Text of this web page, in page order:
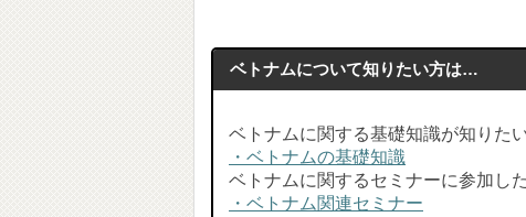
ベトナムについて知りたい方は…
ベトナムに関する基礎知識が知りた
・ベトナムの基礎知識
ベトナムに関するセミナーに参加し
・ベトナム関連セミナー